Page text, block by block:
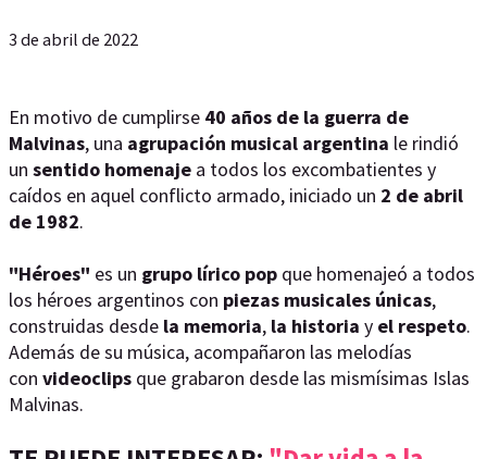
3 de abril de 2022
En motivo de cumplirse 40 años de la guerra de
Malvinas, una agrupación musical argentina le rindió
un sentido homenaje a todos los excombatientes y
caídos en aquel conflicto armado, iniciado un 2 de abril
de 1982.
"Héroes" es un grupo lírico pop que homenajeó a todos
los héroes argentinos con piezas musicales únicas,
construidas desde la memoria, la historia y el respeto.
Además de su música, acompañaron las melodías
con videoclips que grabaron desde las mismísimas Islas
Malvinas.